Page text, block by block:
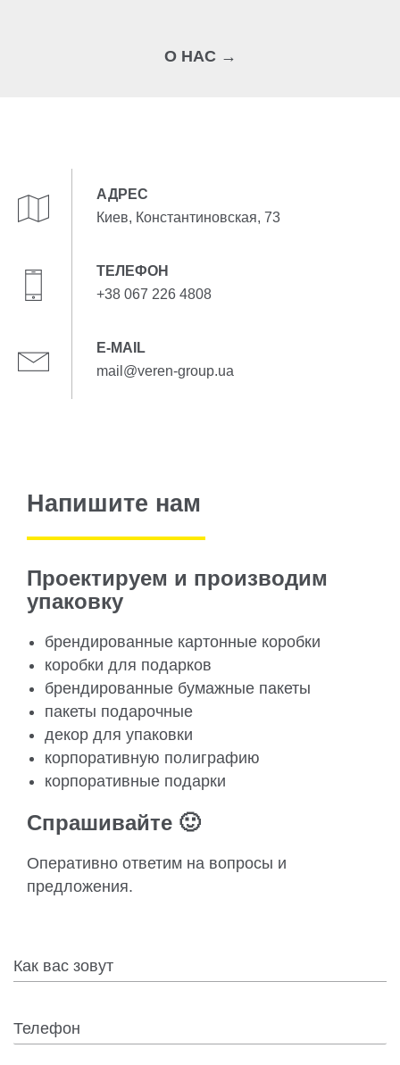
О НАС →
АДРЕС
Киев, Константиновская, 73
ТЕЛЕФОН
+38 067 226 4808
E-MAIL
mail@veren-group.ua
Напишите нам
Проектируем и производим
упаковку
брендированные картонные коробки
коробки для подарков
брендированные бумажные пакеты
пакеты подарочные
декор для упаковки
корпоративную полиграфию
корпоративные подарки
Спрашивайте 🙂
Оперативно ответим на вопросы и
предложения.